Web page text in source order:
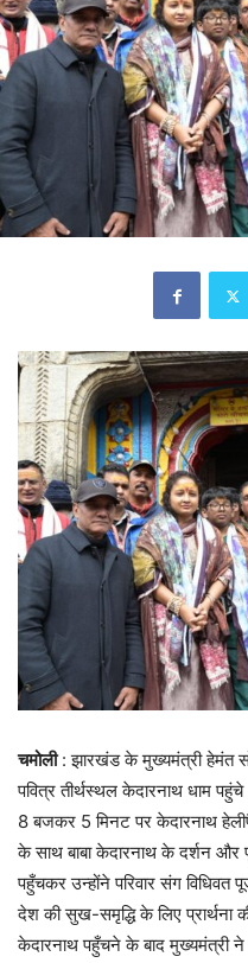
चमोली: झारखंड के मुख्यमंत्री हेमंत
पवित्र तीर्थस्थल केदारनाथ धाम
8 बजकर 5 मिनट पर केदारनाथ
के साथ बाबा केदारनाथ के दर्शन और
पहुँचकर उन्होंने परिवार संग विधिवत
देश की सुख-समृद्धि के लिए प्रार्थना
केदारनाथ पहुँचने के बाद मुख्यमंत्री